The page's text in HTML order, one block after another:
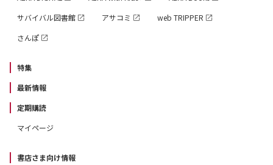
サバイバル図書館
アサコミ
web TRIPPER
さんぽ
特集
最新情報
定期購読
マイページ
書店さま向け情報